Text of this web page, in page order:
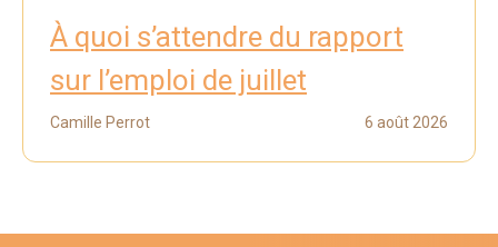
À quoi s’attendre du rapport
sur l’emploi de juillet
Camille Perrot 6 août 2026